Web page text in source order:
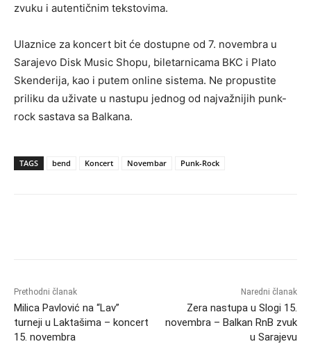
zvuku i autentičnim tekstovima.
Ulaznice za koncert bit će dostupne od 7. novembra u
Sarajevo Disk Music Shopu, biletarnicama BKC i Plato
Skenderija, kao i putem online sistema. Ne propustite
priliku da uživate u nastupu jednog od najvažnijih punk-
rock sastava sa Balkana.
TAGS bend Koncert Novembar Punk-Rock
Prethodni članak
Milica Pavlović na “Lav”
turneji u Laktašima – koncert
15. novembra
Naredni članak
Zera nastupa u Slogi 15.
novembra – Balkan RnB zvuk
u Sarajevu